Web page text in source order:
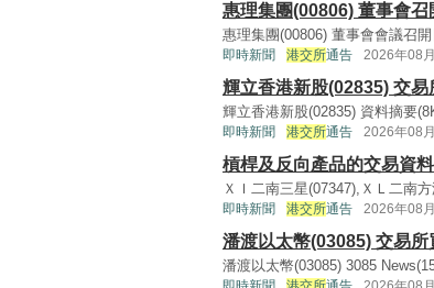
惠理集團(00806) 董事會召
惠理集團(00806) 董事會會議召
即時新聞 港交所通告 2026年08
輝立香港新股(02835) 交
輝立香港新股(02835) 資料摘要
即時新聞 港交所通告 2026年08
槓桿及反向產品的交易資料
ＸＩ二南三星(07347),ＸＬ二南
即時新聞 港交所通告 2026年08
潘渡以太幣(03085) 交易
潘渡以太幣(03085) 3085